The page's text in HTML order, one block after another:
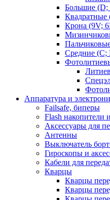
Большие (D;
Квадратные
Крона (9V;
Средние (C;
Аппаратура и
Failsafe, биперы
Flash накопители
Аксессуары для
Антенны
Выключатель
Гироскопы и
Кабели для
Кварцы
Кварцы
Кварцы